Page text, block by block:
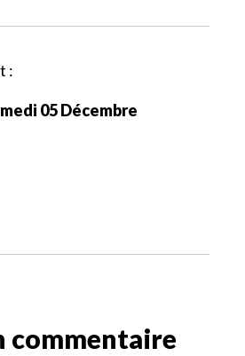
:
05 Décembre
commentaire